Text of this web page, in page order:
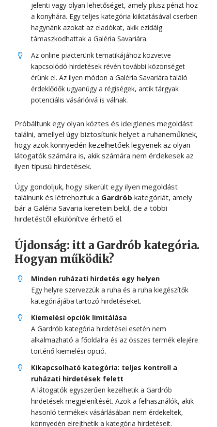
jelenti vagy olyan lehetőséget, amely plusz pénzt hoz
a konyhára. Egy teljes kategória kiiktatásával cserben
hagynánk azokat az eladókat, akik ezidáig
támaszkodhattak a Galéria Savariára.
Az online piacterünk tematikájához közvetve
kapcsolódó hirdetések révén további közönséget
érünk el. Az ilyen módon a Galéria Savariára találó
érdeklődők ugyanúgy a régiségek, antik tárgyak
potenciális vásárlóivá is válnak.
Próbáltunk egy olyan köztes és ideiglenes megoldást
találni, amellyel úgy biztosítunk helyet a ruhaneműknek,
hogy azok könnyedén kezelhetőek legyenek az olyan
látogatók számára is, akik számára nem érdekesek az
ilyen típusú hirdetések.
Úgy gondoljuk, hogy sikerült egy ilyen megoldást
találnunk és létrehoztuk a Gardrób kategóriát, amely
bár a Galéria Savaria keretein belül, de a többi
hirdetéstől elkülönítve érhető el.
Újdonság: itt a Gardrób kategória.
Hogyan működik?
Minden ruházati hirdetés egy helyen
Egy helyre szervezzük a ruha és a ruha kiegészítők
kategóriájába tartozó hirdetéseket.
Kiemelési opciók limitálása
A Gardrób kategória hirdetései esetén nem
alkalmazható a főoldalra és az összes termék elejére
történő kiemelési opció.
Kikapcsolható kategória: teljes kontroll a
ruházati hirdetések felett
A látogatók egyszerűen kezelhetik a Gardrób
hirdetések megjelenítését. Azok a felhasználók, akik
hasonló termékek vásárlásában nem érdekeltek,
könnyedén elrejthetik a kategória hirdetéseit.